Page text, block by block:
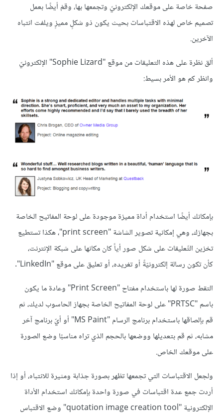
صفحة خاصة على موقعك الإلكترونيّ وتجمعها بها، وقمْ أيضًا بعمل
تصميم خاص لهذه الاقتباسات بحيث يكون ذو شكلٍ مميزٍ ويلفت انتباه
الآخرين.
ألق نظرة على هذه التعليقات من موقع "Sophie Lizard" الإلكترونيّ
وانظر كم هو الأمر بسيط:
بإمكانك أيضًا استخدام أداة مميزة موجودة على لوحة المفاتيح الخاصة
بجهازك، وهي إمكانية تصوير الشاشة "print screen"، هكذا تستطيع
تخزين التّعليقات على شكل صور أياً كان مكانها على شبكة الإنترنت،
كأن تكون رسالة إلكترونيّةً أو تغريده، أو تعليق على موقع "LinkedIn".
التقط صورة لها باستخدام مفتاح "Print Screen" وعادة ما يكون
باسم "PRTSC" على لوحة المفاتيح الخاصة بجهاز الحاسوب لديك، ثم
قم بإلصاقها باستخدام برنامج الرسام "MS Paint" أو أيّ برنامج آخر
مشابه، ثم قم بتعديلها ووضعها بالحجم الذي تراه مناسبًا وضع الصورة
على موقعك الخاص.
ولجعل الاقتباسات التي تجمعها تظهر بصورة جذابة ومثيرة للانتباه، أو إذا
أردت جمع عدة اقتباسات في صورة واحدة بإمكانك استخدام الأداة
الإلكترونية "quotation image creation tool" وضع الاقتباس